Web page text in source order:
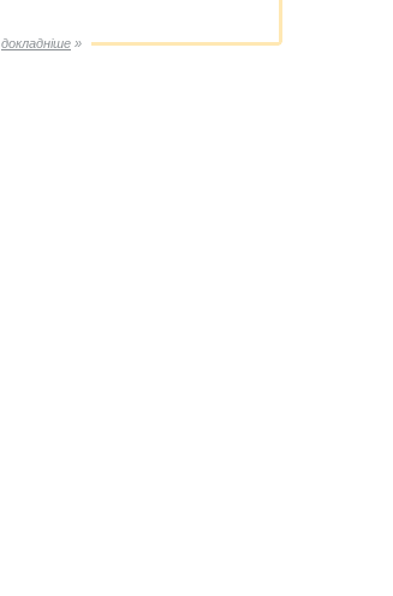
докладніше »